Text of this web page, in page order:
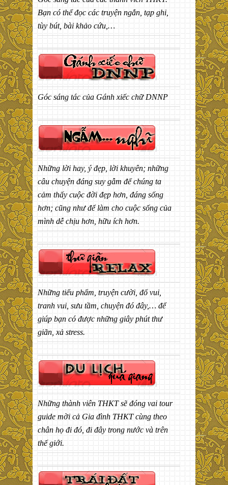
Bạn có thể đọc các truyện ngắn, tạp ghi,
tùy bút, bài khảo cứu,…
Góc sáng tác của Gánh xiếc chữ DNNP
Những lời hay, ý đẹp, lời khuyên; những
câu chuyện đáng suy gẫm để chúng ta
cảm thấy cuộc đời đẹp hơn, đáng sống
hơn; cũng như để làm cho cuộc sống của
mình dễ chịu hơn, hữu ích hơn.
Những tiểu phẩm, truyện cười, đố vui,
tranh vui, sưu tầm, chuyện đó đây,… để
giúp bạn có được những giây phút thư
giãn, xả stress.
Những thành viên THKT sẽ đóng vai tour
guide mời cả Gia đình THKT cùng theo
chân họ đi đó, đi đây trong nước và trên
thế giới.